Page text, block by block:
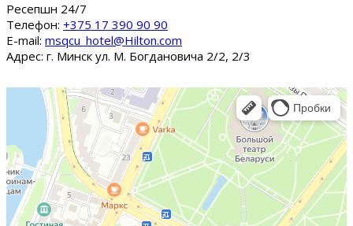
Ресепшн 24/7
Tелефон: +375 17 390 90 90
E-mail: msqcu_hotel@Hilton.com
Адрес: г. Минск ул. М. Богдановича 2/2, 2/3